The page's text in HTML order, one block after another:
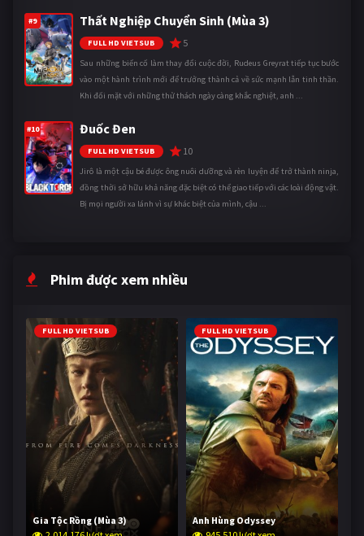
#9 Thất Nghiệp Chuyển Sinh (Mùa 3)
FULL HD VIETSUB 5
Sau những biến cố làm thay đổi cuộc đời, Rudeus Greyrat tiếp tục bước
vào một hành trình mới để trưởng thành cả về sức mạnh lẫn tinh thần.
Khi đối mặt với những thử thách ngày càng khắc nghiệt, anh ...
#10 Đuốc Đen
FULL HD VIETSUB 10
Jirô là một cậu bé được ông nuôi dưỡng và rèn luyện để trở thành ninja,
đồng thời sở hữu khả năng đặc biệt có thể giao tiếp với các loài động vật.
Bị mọi người xa lánh vì sự khác biệt của mình, cậu ...
Phim được xem nhiều
FULL HD VIETSUB
Gia Tộc Rồng (Mùa 3)
FULL HD VIETSUB
Anh Hùng Odyssey